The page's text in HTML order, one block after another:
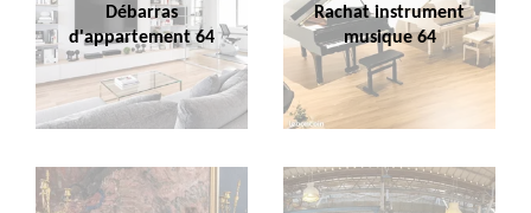
Débarras
d'appartement 64
Rachat instrument
musique 64